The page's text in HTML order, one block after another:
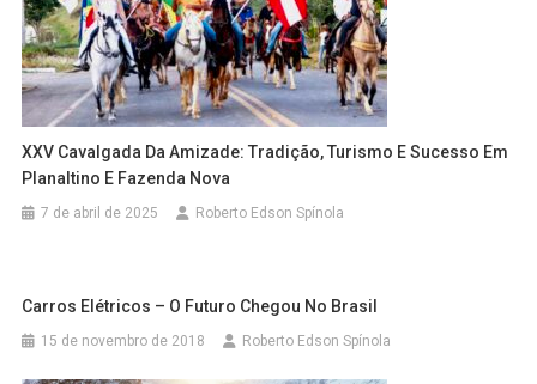
XXV Cavalgada Da Amizade: Tradição, Turismo E Sucesso Em
Planaltino E Fazenda Nova
7 de abril de 2025 Roberto Edson Spínola
Carros Elétricos – O Futuro Chegou No Brasil
15 de novembro de 2018 Roberto Edson Spínola